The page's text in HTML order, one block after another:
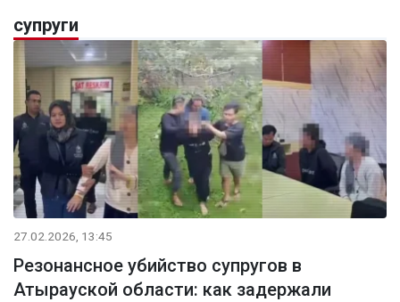
супруги
27.02.2026, 13:45
Резонансное убийство супругов в
Атырауской области: как задержали